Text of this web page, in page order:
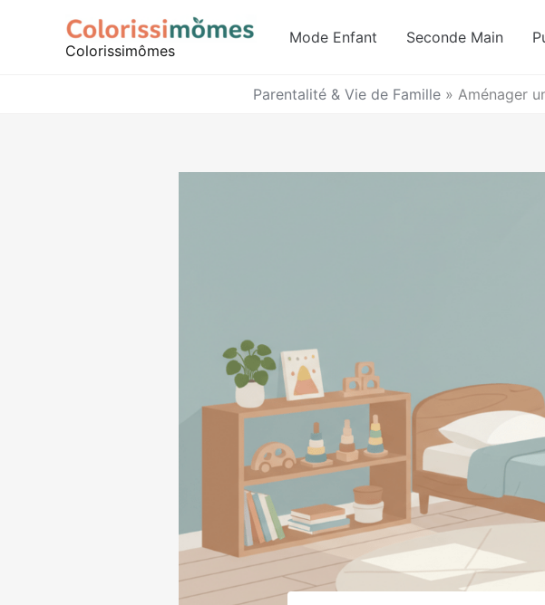
Colorissimômes
Mode Enfant Seconde Main
Parentalité & Vie de Famille » Aménager